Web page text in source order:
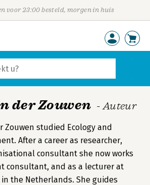
voor 23:00 besteld, morgen in huis
der Zouwen - Auteur
Zouwen studied Ecology and
After a career as researcher,
consultant she now works
consultant, and as a lecturer at
the Netherlands. She guides